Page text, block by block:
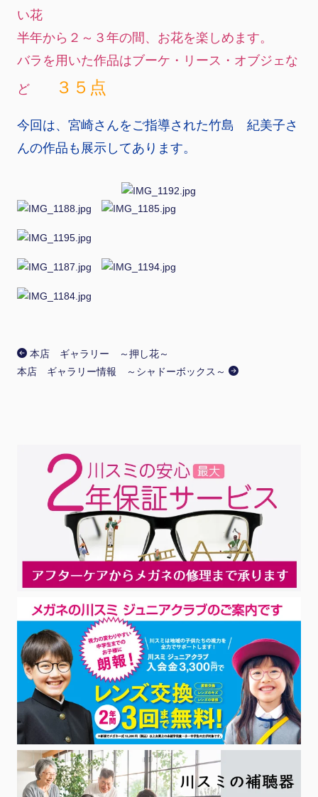
い花
半年から２～３年の間、お花を楽しめます。
バラを用いた作品はブーケ・リース・オブジェな
ど
３５点
今回は、宮崎さんをご指導された竹島 紀美子さ
んの作品も展示してあります。
本店 ギャラリー ～押し花～
本店 ギャラリー情報 ～シャドーボックス～